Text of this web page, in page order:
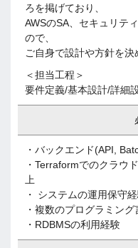
ろを掲げており、
AWSのSA、セキュリテ
ので、
ご自身で設計や方針を
＜担当工程＞
要件定義/基本設計/詳細
・バックエンド(API,
・Terraformでのクラウ
上
・ システムの運用保守
・複数のプログラミン
・RDBMSの利用経験